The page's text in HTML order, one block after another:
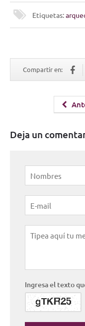
Etiquetas:
Compartir en:
Deja un
Ingresa el texto